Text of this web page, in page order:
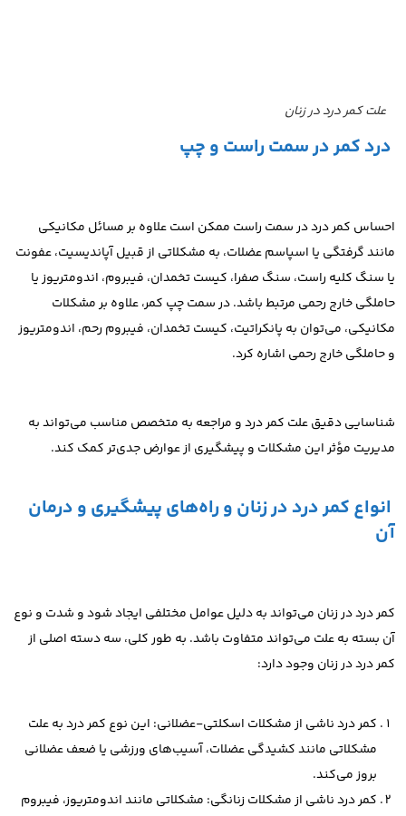
علت کمر درد در زنان
درد کمر در سمت راست و چپ
احساس کمر درد در سمت راست ممکن است علاوه بر مسائل مکانیکی
مانند گرفتگی یا اسپاسم عضلات، به مشکلاتی از قبیل آپاندیسیت، عفونت
یا سنگ کلیه راست، سنگ صفرا، کیست تخمدان، فیبروم، اندومتریوز یا
حاملگی خارج رحمی مرتبط باشد. در سمت چپ کمر، علاوه بر مشکلات
مکانیکی، می‌توان به پانکراتیت، کیست تخمدان، فیبروم رحم، اندومتریوز
و حاملگی خارج رحمی اشاره کرد.
شناسایی دقیق علت کمر درد و مراجعه به متخصص مناسب می‌تواند به
مدیریت مؤثر این مشکلات و پیشگیری از عوارض جدی‌تر کمک کند.
انواع کمر درد در زنان و راه‌های پیشگیری و درمان
آن
کمر درد در زنان می‌تواند به دلیل عوامل مختلفی ایجاد شود و شدت و نوع
آن بسته به علت می‌تواند متفاوت باشد. به طور کلی، سه دسته اصلی از
کمر درد در زنان وجود دارد:
کمر درد ناشی از مشکلات اسکلتی-عضلانی: این نوع کمر درد به علت
مشکلاتی مانند کشیدگی عضلات، آسیب‌های ورزشی یا ضعف عضلانی
بروز می‌کند.
کمر درد ناشی از مشکلات زنانگی: مشکلاتی مانند اندومتریوز، فیبروم